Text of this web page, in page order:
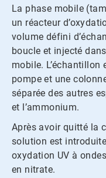
La phase mobile
un réacteur
volume défini
boucle et injecté
mobile. L’échantillon
pompe et une
séparée des autres
et l’ammonium.
Après avoir quitté la
solution est
oxydation UV à
en nitrate.